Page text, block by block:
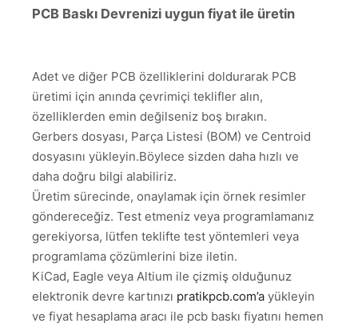
PCB Baskı Devrenizi uygun fiyat ile üretin
Adet ve diğer PCB özelliklerini doldurarak PCB
üretimi için anında çevrimiçi teklifler alın,
özelliklerden emin değilseniz boş bırakın.
Gerbers dosyası, Parça Listesi (BOM) ve Centroid
dosyasını yükleyin.Böylece sizden daha hızlı ve
daha doğru bilgi alabiliriz.
Üretim sürecinde, onaylamak için örnek resimler
göndereceğiz. Test etmeniz veya programlamanız
gerekiyorsa, lütfen teklifte test yöntemleri veya
programlama çözümlerini bize iletin.
KiCad, Eagle veya Altium ile çizmiş olduğunuz
elektronik devre kartınızı pratikpcb.com’a yükleyin
ve fiyat hesaplama aracı ile pcb baskı fiyatını hemen